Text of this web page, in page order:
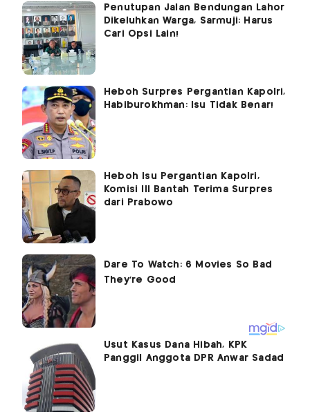
Penutupan Jalan Bendungan Lahor
Dikeluhkan Warga, Sarmuji: Harus
Cari Opsi Lain!
Heboh Surpres Pergantian Kapolri,
Habiburokhman: Isu Tidak Benar!
Heboh Isu Pergantian Kapolri,
Komisi III Bantah Terima Surpres
dari Prabowo
Usut Kasus Dana Hibah, KPK
Panggil Anggota DPR Anwar Sadad